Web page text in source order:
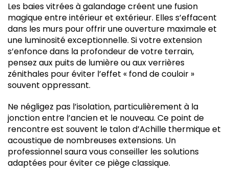
Les baies vitrées à galandage créent une fusion
magique entre intérieur et extérieur. Elles s’effacent
dans les murs pour offrir une ouverture maximale et
une luminosité exceptionnelle. Si votre extension
s’enfonce dans la profondeur de votre terrain,
pensez aux puits de lumière ou aux verrières
zénithales pour éviter l’effet « fond de couloir »
souvent oppressant.
Ne négligez pas l’isolation, particulièrement à la
jonction entre l’ancien et le nouveau. Ce point de
rencontre est souvent le talon d’Achille thermique et
acoustique de nombreuses extensions. Un
professionnel saura vous conseiller les solutions
adaptées pour éviter ce piège classique.